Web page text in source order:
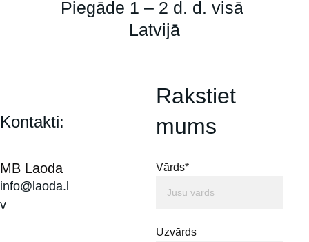
Rakstiet
mums
Vārds*
Uzvārds
MB Laoda
Kontakti:
info@laoda.l
v
Piegāde 1 – 2 d. d. visā
Latvijā